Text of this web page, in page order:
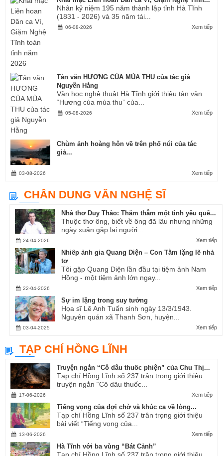
Nhân kỷ niệm 195 năm thành lập tỉnh Hà Tĩnh
(1831 - 2026) và 35 năm tái...
Xem tiếp
06-08-2026
Tản văn HƯƠNG CỦA MÙA THU của tác giả
Nguyễn Hằng
Văn học nghệ thuật Hà Tĩnh giới thiệu tản văn
“Hương của mùa thu” của...
Xem tiếp
05-08-2026
Chùm ảnh hoàng hôn về trên phố núi của tác
giả...
Xem tiếp
03-08-2026
CHÂN DUNG VĂN NGHỆ SĨ
Nhà thơ Duy Thảo: Thăm thẳm một tình yêu quê...
Thuộc thơ ông, biết về ông đã lâu nhưng những
ngày xuân gặp lại người...
Xem tiếp
24-04-2026
Nhiếp ảnh gia Quang Diện – Con Tằm lặng lẽ nhả
tơ
Tôi gặp Quang Diện lần đầu tại tiệm ảnh Nam
Hồng - một tiệm ảnh lớn ngay...
Xem tiếp
22-04-2026
Sự im lặng trong suy tưởng
Họa sĩ Lê Anh Tuấn sinh ngày 13/3/1943.
Nguyên quán xã Thanh Sơn, huyện...
Xem tiếp
03-04-2025
TẠP CHÍ HỒNG LĨNH
Truyện ngắn “Cô dâu thuốc phiện” của Chu Thị...
Tạp chí Hồng Lĩnh số 237 trân trọng giới thiệu
truyện ngắn “Cô dâu thuốc...
Xem tiếp
17-06-2026
Tiếng vọng của đợi chờ và khúc ca về lòng...
Tạp chí Hồng Lĩnh số 237 trân trọng giới thiệu
bài viết “Tiếng vọng của...
Xem tiếp
13-06-2026
Hà Tĩnh với ba vùng “Bát Cảnh”